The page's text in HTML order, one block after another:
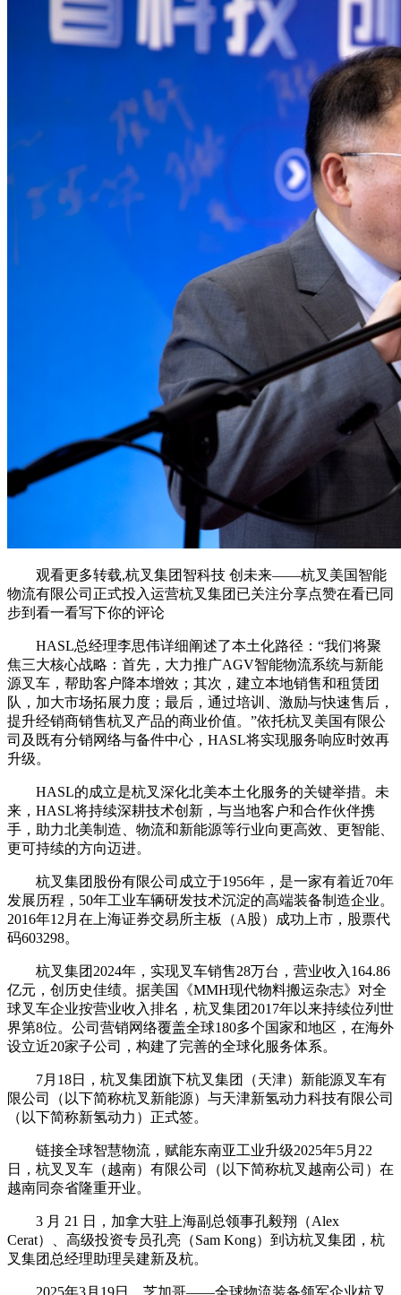
观看更多转载,杭叉集团智科技 创未来——杭叉美国智能
物流有限公司正式投入运营杭叉集团已关注分享点赞在看已同
步到看一看写下你的评论
HASL总经理李思伟详细阐述了本土化路径：“我们将聚
焦三大核心战略：首先，大力推广AGV智能物流系统与新能
源叉车，帮助客户降本增效；其次，建立本地销售和租赁团
队，加大市场拓展力度；最后，通过培训、激励与快速售后，
提升经销商销售杭叉产品的商业价值。”依托杭叉美国有限公
司及既有分销网络与备件中心，HASL将实现服务响应时效再
升级。
HASL的成立是杭叉深化北美本土化服务的关键举措。未
来，HASL将持续深耕技术创新，与当地客户和合作伙伴携
手，助力北美制造、物流和新能源等行业向更高效、更智能、
更可持续的方向迈进。
杭叉集团股份有限公司成立于1956年，是一家有着近70年
发展历程，50年工业车辆研发技术沉淀的高端装备制造企业。
2016年12月在上海证券交易所主板（A股）成功上市，股票代
码603298。
杭叉集团2024年，实现叉车销售28万台，营业收入164.86
亿元，创历史佳绩。据美国《MMH现代物料搬运杂志》对全
球叉车企业按营业收入排名，杭叉集团2017年以来持续位列世
界第8位。公司营销网络覆盖全球180多个国家和地区，在海外
设立近20家子公司，构建了完善的全球化服务体系。
7月18日，杭叉集团旗下杭叉集团（天津）新能源叉车有
限公司（以下简称杭叉新能源）与天津新氢动力科技有限公司
（以下简称新氢动力）正式签。
链接全球智慧物流，赋能东南亚工业升级2025年5月22
日，杭叉叉车（越南）有限公司（以下简称杭叉越南公司）在
越南同奈省隆重开业。
3 月 21 日，加拿大驻上海副总领事孔毅翔（Alex
Cerat）、高级投资专员孔亮（Sam Kong）到访杭叉集团，杭
叉集团总经理助理吴建新及杭。
2025年3月19日，芝加哥——全球物流装备领军企业杭叉